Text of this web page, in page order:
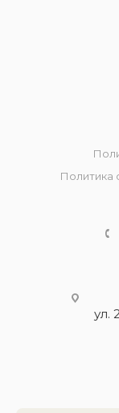
Политика
ул.